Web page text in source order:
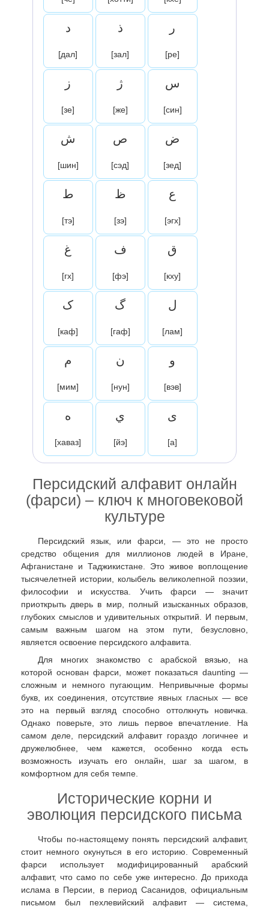
د
[дал]
ذ
[зал]
ر
[ре]
ز
[зе]
ژ
[же]
س
[син]
ش
[шин]
ص
[сэд]
ض
[зед]
ط
[тэ]
ظ
[зэ]
ع
[эгх]
غ
[гх]
ف
[фэ]
ق
[кху]
ک
[каф]
گ
[гаф]
ل
[лам]
م
[мим]
ن
[нун]
و
[вэв]
ه
[хаваз]
ي
[йэ]
ی
[а]
Персидский алфавит онлайн
(фарси) – ключ к многовековой
культуре
Персидский язык, или фарси, — это не просто
средство общения для миллионов людей в Иране,
Афганистане и Таджикистане. Это живое воплощение
тысячелетней истории, колыбель великолепной поэзии,
философии и искусства. Учить фарси — значит
приоткрыть дверь в мир, полный изысканных образов,
глубоких смыслов и удивительных открытий. И первым,
самым важным шагом на этом пути, безусловно,
является освоение персидского алфавита.
Для многих знакомство с арабской вязью, на
которой основан фарси, может показаться daunting —
сложным и немного пугающим. Непривычные формы
букв, их соединения, отсутствие явных гласных — все
это на первый взгляд способно оттолкнуть новичка.
Однако поверьте, это лишь первое впечатление. На
самом деле, персидский алфавит гораздо логичнее и
дружелюбнее, чем кажется, особенно когда есть
возможность изучать его онлайн, шаг за шагом, в
комфортном для себя темпе.
Исторические корни и
эволюция персидского письма
Чтобы по-настоящему понять персидский алфавит,
стоит немного окунуться в его историю. Современный
фарси использует модифицированный арабский
алфавит, что само по себе уже интересно. До прихода
ислама в Персии, в период Сасанидов, официальным
письмом был пехлевийский алфавит — система,